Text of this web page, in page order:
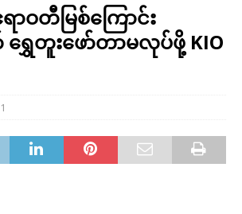
ာဝတီမြစ်ကြောင်း
ေတူးဖော်တာမလုပ်ဖို့ KIO